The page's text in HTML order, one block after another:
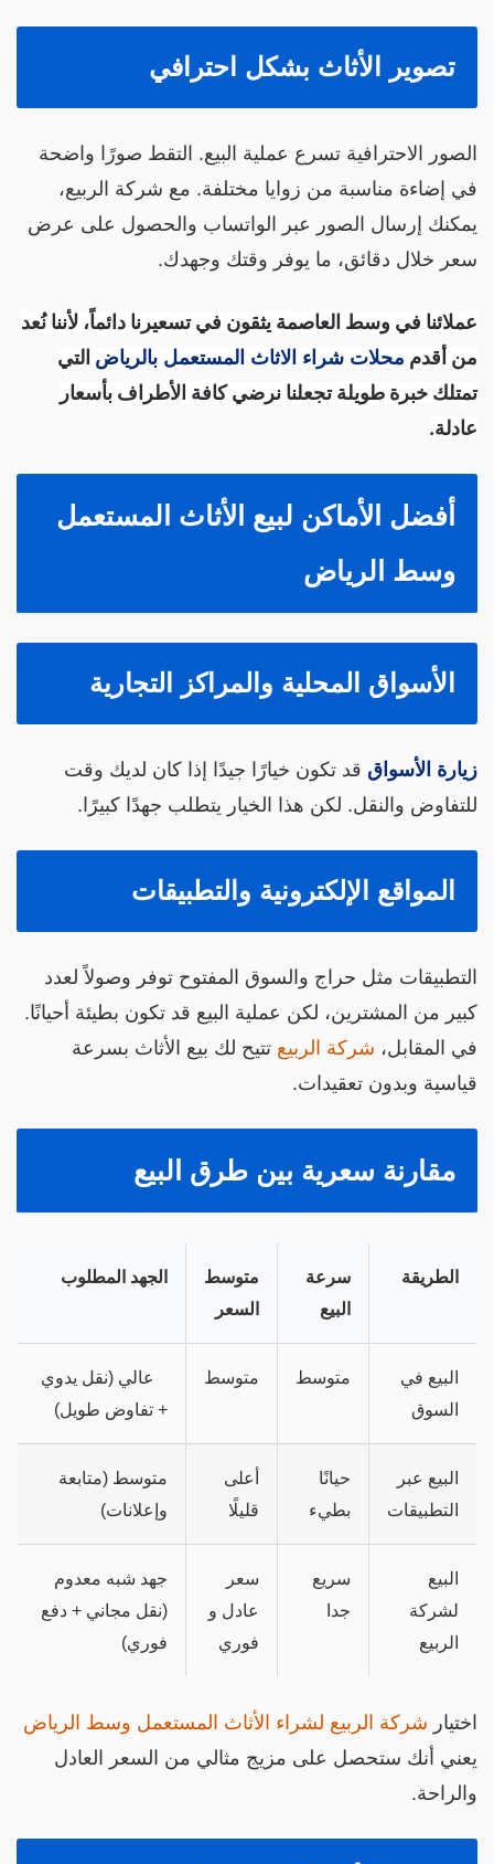
تصوير الأثاث بشكل احترافي
الاحترافية تسرع عملية البيع. التقط صورًا واضحة
إضاءة مناسبة من زوايا مختلفة. مع شركة الربيع،
إرسال الصور عبر الواتساب والحصول على عرض
خلال دقائق، ما يوفر وقتك وجهدك.
في وسط العاصمة يثقون في تسعيرنا دائماً، لأننا نُعد
أقدممحلات شراء الاثاث المستعمل بالرياضالتي
خبرة طويلة تجعلنا نرضي كافة الأطراف بأسعار
أفضل الأماكن لبيع الأثاث المستعمل
وسط الرياض
الأسواق المحلية والمراكز التجارية
الأسواق قد تكون خيارًا جيدًا إذا كان لديك وقت
والنقل. لكن هذا الخيار يتطلب جهدًا كبيرًا.
المواقع الإلكترونية والتطبيقات
مثل حراج والسوق المفتوح توفر وصولاً لعدد
من المشترين، لكن عملية البيع قد تكون بطيئة أحيانًا.
المقابل، شركة الربيعتتيح لك بيع الأثاث بسرعة
وبدون تعقيدات.
مقارنة سعرية بين طرق البيع
الطريقة
سرعة
البيع
متوسط
السعر
الجهد المطلوب
البيع في
السوق
متوسط متوسط
عالي (نقل يدوي
+ تفاوض طويل)
البيع عبر
التطبيقات
حيانًا
بطيء
أعلى
قليلًا
متوسط (متابعة
وإعلانات)
البيع
لشركة
الربيع
سريع
جدا
سعر
عادل و
فوري
جهد شبه معدوم
(نقل مجاني + دفع
فوري)
شركة الربيع لشراء الأثاث المستعمل وسط الرياض
أنك ستحصل على مزيج مثالي من السعر العادل